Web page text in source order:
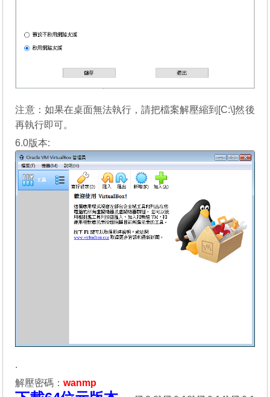
注意：如果在桌面無法執行，請把檔案解壓縮到[C:\]然後
再執行即可。
6.0版本:
.
解壓密碼：wanmp